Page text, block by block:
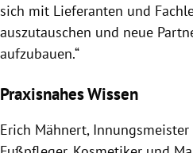
sich mit Lieferanten und
auszutauschen und neue
aufzubauen.“
Praxisnahes Wissen
Erich Mähnert,